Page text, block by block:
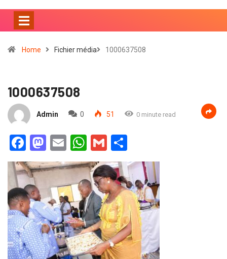
Home Fichier média 1000637508
1000637508
Admin 0 51 0 minute read
Facebook
Mastodon
EmailWhatsApp
Gmail